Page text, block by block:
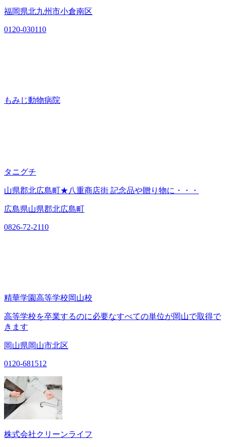
福岡県北九州市小倉南区
0120-030110
もみじ動物病院
タニグチ
山県郡北広島町★八重商店街 記念品や贈り物に・・・
広島県山県郡北広島町
0826-72-2110
精華学園高等学校岡山校
高等学校を卒業するのに必要なすべての単位が岡山で取得で
きます
岡山県岡山市北区
0120-681512
株式会社クリーンライフ